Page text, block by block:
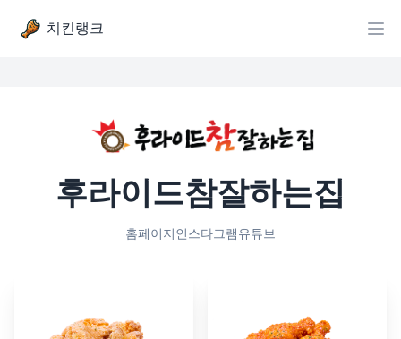
치킨랭크
후라이드참잘하는집
홈페이지인스타그램유튜브